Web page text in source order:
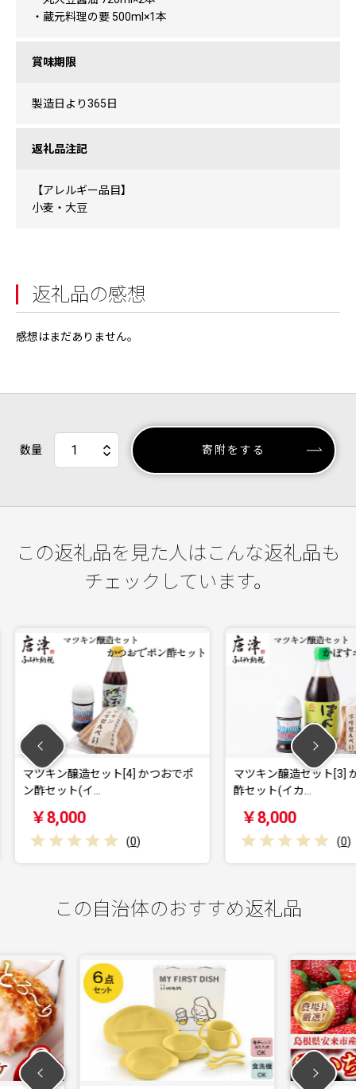
・蔵元料理の要 500ml×1本
賞味期限
製造日より365日
返礼品注記
【アレルギー品目】
小麦・大豆
返礼品の感想
感想はまだありません。
数量 寄附をする
この返礼品を見た人はこんな返礼品も
チェックしています。
かつおでポ
マツキン醸造セット[3] かぼすポン
オーガ
この自治体のおすすめ返礼品